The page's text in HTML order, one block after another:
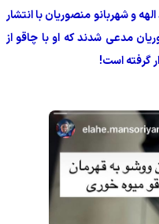
و شهربانو منصوریان با انتشار
مدعی شدند که او با چاقو از
گرفته است!